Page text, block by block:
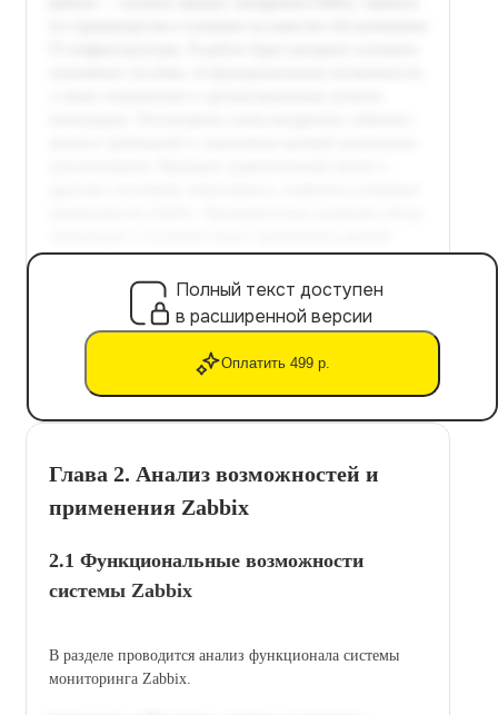
Полный текст доступен
в расширенной версии
Оплатить 499 р.
Глава 2. Анализ возможностей и
применения Zabbix
2.1 Функциональные возможности
системы Zabbix
В разделе проводится анализ функционала системы
мониторинга Zabbix.